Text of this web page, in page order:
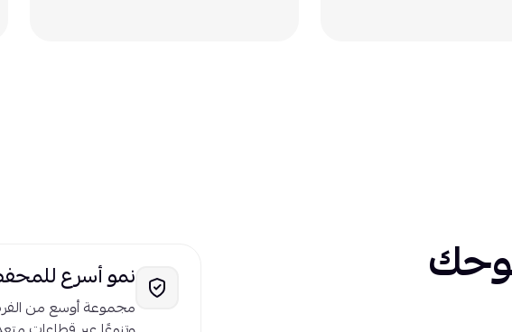
نمو أسرع
مجموعة أوسع من